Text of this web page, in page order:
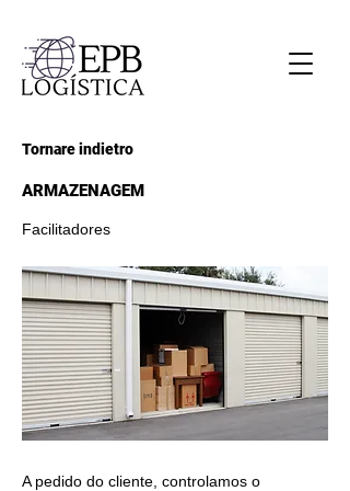
Tornare indietro
ARMAZENAGEM
Facilitadores
A pedido do cliente, controlamos o